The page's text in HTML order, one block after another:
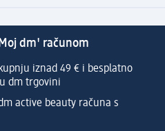
dm' računom
kupnju iznad 49 € i besplatno
dm trgovini
active beauty računa s